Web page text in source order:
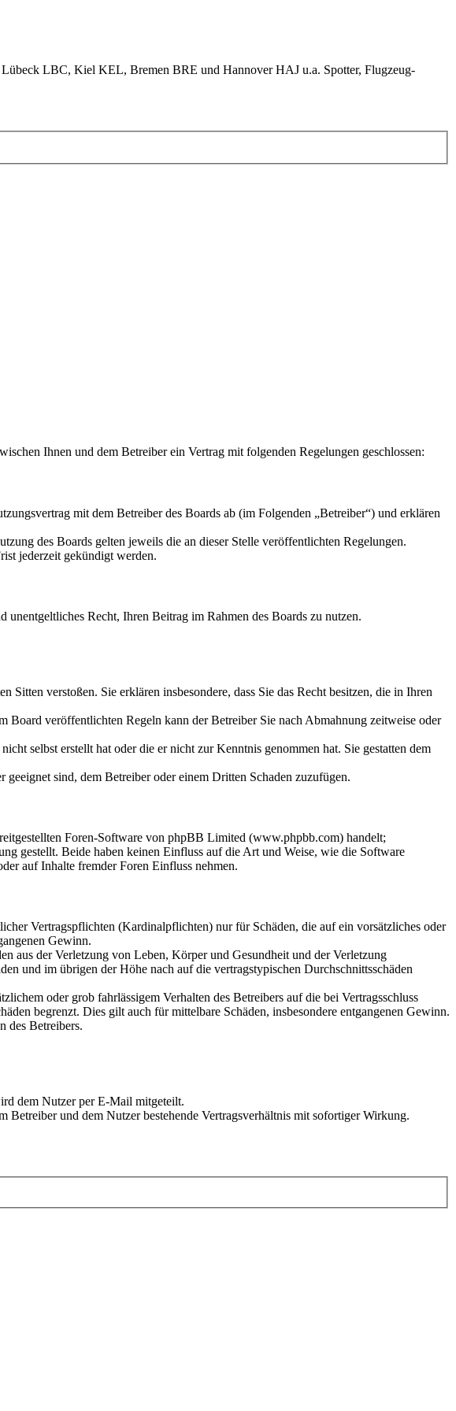
LBC, Kiel KEL, Bremen BRE und Hannover HAJ u.a. Spotter, Flugzeug-
Ihnen und dem Betreiber ein Vertrag mit folgenden Regelungen geschlossen:
mit dem Betreiber des Boards ab (im Folgenden „Betreiber“) und erklären
des Boards gelten jeweils die an dieser Stelle veröffentlichten Regelungen.
jederzeit gekündigt werden.
Recht, Ihren Beitrag im Rahmen des Boards zu nutzen.
Sitten verstoßen. Sie erklären insbesondere, dass Sie das Recht besitzen, die in Ihren
Board veröffentlichten Regeln kann der Betreiber Sie nach Abmahnung zeitweise oder
selbst erstellt hat oder die er nicht zur Kenntnis genommen hat. Sie gestatten dem
geeignet sind, dem Betreiber oder einem Dritten Schaden zuzufügen.
Foren-Software von phpBB Limited (www.phpbb.com) handelt;
gestellt. Beide haben keinen Einfluss auf die Art und Weise, wie die Software
auf Inhalte fremder Foren Einfluss nehmen.
Vertragspflichten (Kardinalpflichten) nur für Schäden, die auf ein vorsätzliches oder
Gewinn.
aus der Verletzung von Leben, Körper und Gesundheit und der Verletzung
und im übrigen der Höhe nach auf die vertragstypischen Durchschnittsschäden
oder grob fahrlässigem Verhalten des Betreibers auf die bei Vertragsschluss
begrenzt. Dies gilt auch für mittelbare Schäden, insbesondere entgangenen Gewinn.
des Betreibers.
dem Nutzer per E-Mail mitgeteilt.
und dem Nutzer bestehende Vertragsverhältnis mit sofortiger Wirkung.